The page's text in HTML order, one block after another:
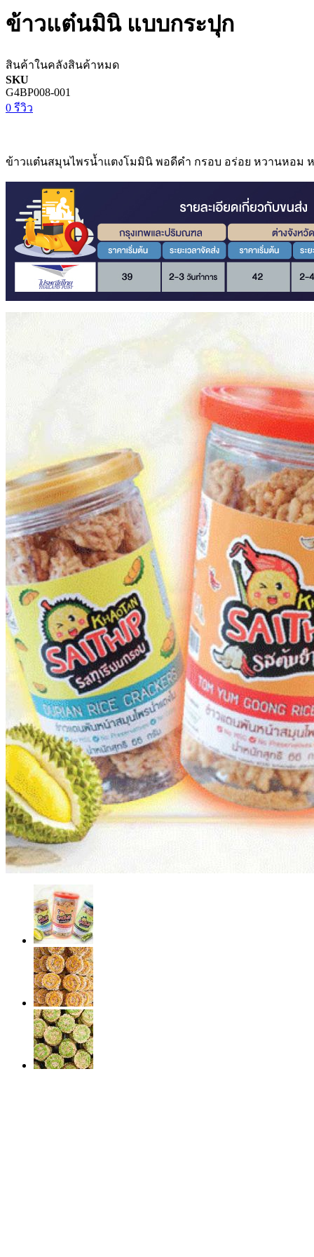
ข้าวแต๋นมินิ แบบกระปุก
สินค้าในคลังสินค้าหมด
SKU
G4BP008-001
0 รีวิว
ข้าวแต๋นสมุนไพรน้ำแตงโมมินิ พอดีคำ กรอบ อร่อย หวานหอม